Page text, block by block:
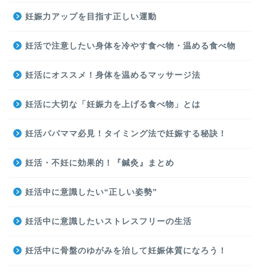
妊娠力アップを目指す正しい運動
妊活で注意したい身体を冷やす食べ物・温める食べ物
妊活にオススメ！身体を温めるマッサージ法
妊活に大切な「妊娠力を上げる食べ物」とは
妊活パパママ必見！タイミング法で妊娠する秘訣！
妊活・不妊に効果的！『鍼灸』まとめ
妊活中に意識したい“正しい姿勢”
妊活中に意識したいストレスフリーの生活
妊活中に骨盤のゆがみを治して妊娠体質になろう！